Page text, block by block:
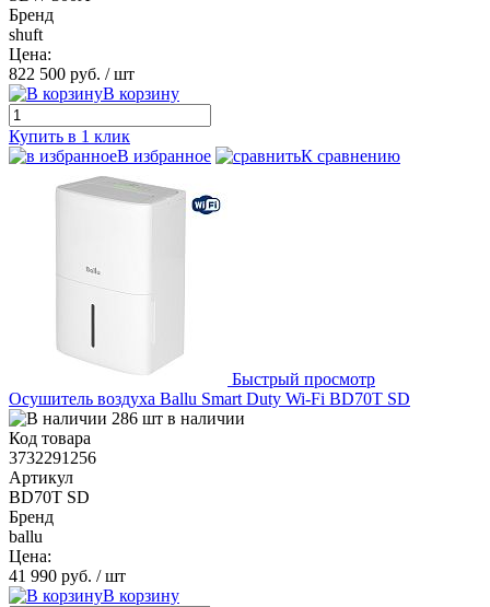
Бренд
shuft
Цена:
822 500 руб. / шт
В корзину
Купить в 1 клик
В избранное
К сравнению
Быстрый просмотр
Осушитель воздуха Ballu Smart Duty Wi-Fi BD70T SD
286 шт в наличии
Код товара
3732291256
Артикул
BD70T SD
Бренд
ballu
Цена:
41 990 руб. / шт
В корзину